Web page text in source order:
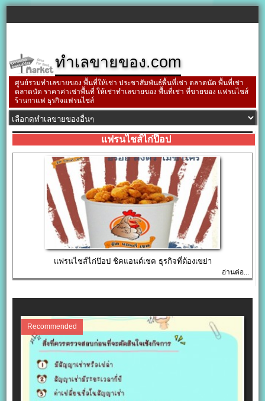
ทำเลขายของ.com
ศูนย์รวมทำเลขายของ พื้นที่ให้เช่า ประชาสัมพันธ์พื้นที่เช่า ตลาดนัด พื้นที่เช่า
ตลาดนัด ราคาค่าเช่าพื้นที่ ให้เช่าทำเลขายของ พื้นที่เช่า ที่ขายของ แฟรนไชส์
ร้านกาแฟ ธุรกิจแฟรนไชส์
แฟรนไชส์ไก่ป๊อป
แฟรนไชส์ไก่ป๊อป ชิคแอนด์เชค ธุรกิจที่ต้องเขย่า
อ่านต่อ...
Recommended